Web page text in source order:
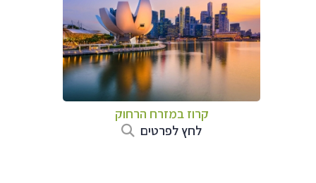
קרוז במזרח הרחוק
לחץ לפרטים